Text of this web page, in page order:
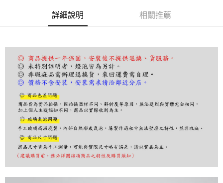
１．簡單：不需註冊會員、不需綁卡、不需儲值。
２．便利：只要手機號碼，簡訊認證，即可結帳。
３．安心：先確認商品／服務後，再付款。
【「AFTEE先享後付」結帳流程】
１．於結帳方式選擇「AFTEE先享後付」後，將跳轉至「AFTEE先享後付」
結帳頁面，進行簡訊認證並確認金額後，即可完成結帳。
２．訂單成立數日內，您將收到繳費通知簡訊。
３．收到繳費通知簡訊後14天內，點擊此簡訊中的連結，可透過四大超商／
※ 請注意：結帳手續完成當下不需立刻繳費，但若您需要取消訂單，請聯絡
購買商品的店家。未經商家同意取消之訂單仍視為有效，需透過AFTEE先享
後付繳納相關費用。
※ 交易是否成功請以「AFTEE先享後付 」之結帳頁面顯示為準，若有關於
是否繳費成功／繳費後需取消欲退款等相關疑問，請聯繫「AFTEE先享後付
客戶支援中心」 https://netprotections.freshdesk.com/support/home
詳細說明 相關推薦